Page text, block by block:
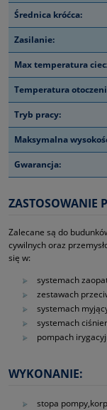
Średnica króćca:
Zasilanie:
Max temperatura
Temperatura
Tryb pracy:
Maksymalna
Gwarancja:
ZASTOSOWANIE
Zalecane są do
cywilnych oraz
się w:
systemach
zestawach
systemach
systemach
pompach
WYKONANIE:
stopa